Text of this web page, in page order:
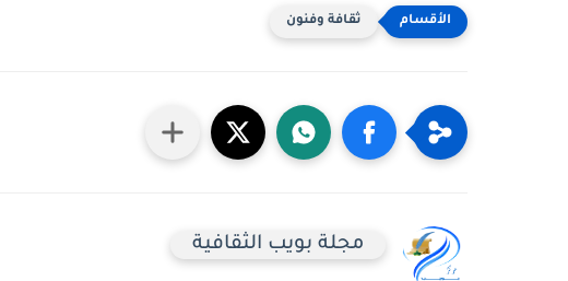
ثقافة وفنون
مجلة بويب الثقافية